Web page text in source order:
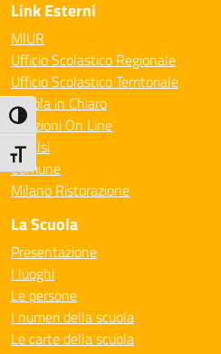
Attiva/disattiva alto contrasto
Attiva/disattiva dimensione testo
Link Esterni
MIUR
Ufficio Scolastico Regionale
Ufficio Scolastico Territoriale
Scuola in Chiaro
Iscrizioni On Line
Invalsi
Comune
Milano Ristorazione
La Scuola
Presentazione
I luoghi
Le persone
I numeri della scuola
Le carte della scuola